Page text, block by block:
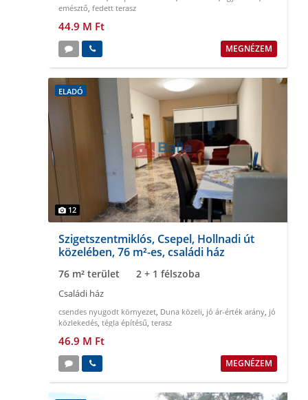
emésztő, fedett terasz
44.9 M Ft
MEGNÉZEM
ELADÓ
12
Szigetszentmiklós, Csepel, Hollnadi út
közelében, 76 m²-es, családi ház
76 m² terület 2 + 1 félszoba
Családi ház
csendes nyugodt környezet, Duna közeli, jó ár-érték arány, jó
közlekedés, tégla építésű, terasz
46.9 M Ft
MEGNÉZEM